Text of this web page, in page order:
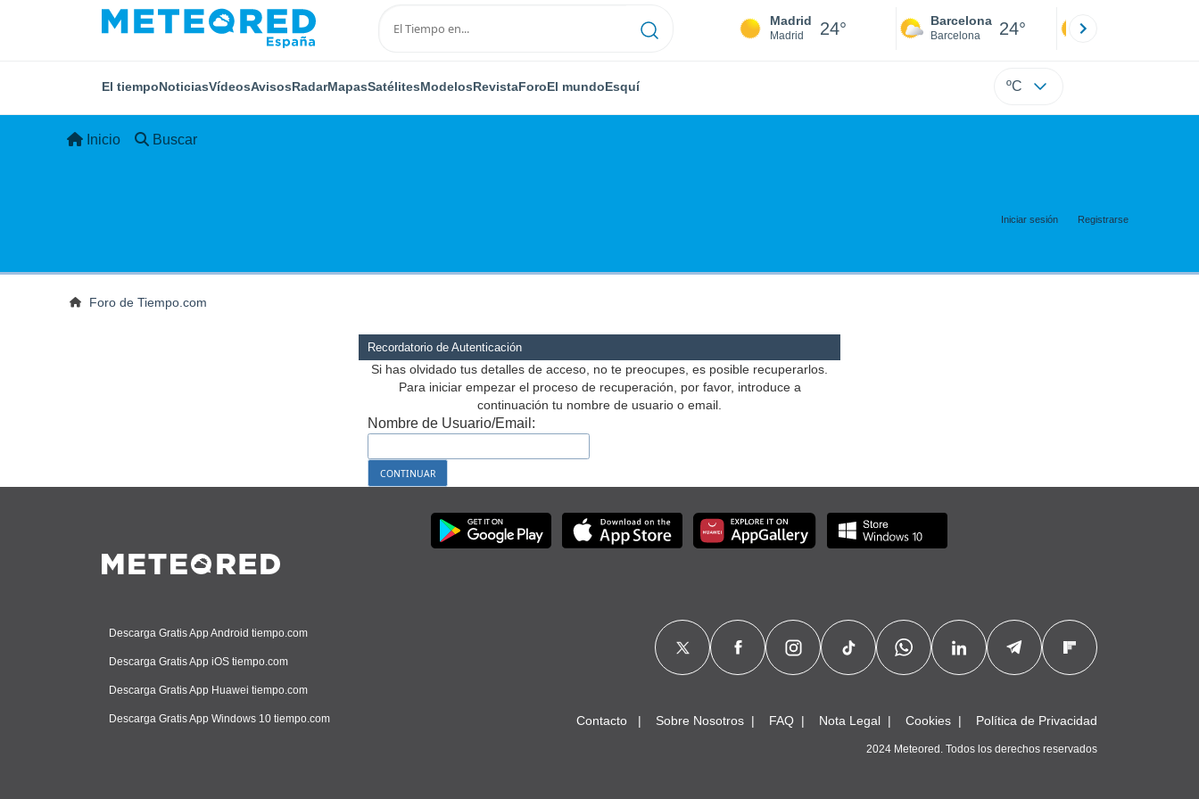
Madrid
Madrid 24° Barcelona
Barcelona 24°
El tiempoNoticiasVídeosAvisosRadarMapasSatélitesModelosRevistaForoEl mundoEsquí ºC
Inicio Buscar
Iniciar sesión Registrarse
Foro de Tiempo.com
Recordatorio de Autenticación
Si has olvidado tus detalles de acceso, no te preocupes, es posible recuperarlos.
Para iniciar empezar el proceso de recuperación, por favor, introduce a
continuación tu nombre de usuario o email.
Nombre de Usuario/Email:
Descarga Gratis App Android tiempo.com
Descarga Gratis App iOS tiempo.com
Descarga Gratis App Huawei tiempo.com
Descarga Gratis App Windows 10 tiempo.com Contacto Sobre Nosotros FAQ Nota Legal Cookies Política de Privacidad
2024 Meteored. Todos los derechos reservados